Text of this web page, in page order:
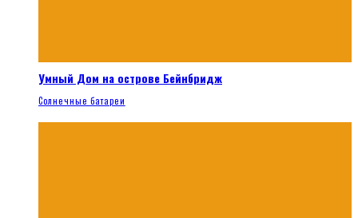
Умный Дом на острове Бейнбридж
Солнечные батареи